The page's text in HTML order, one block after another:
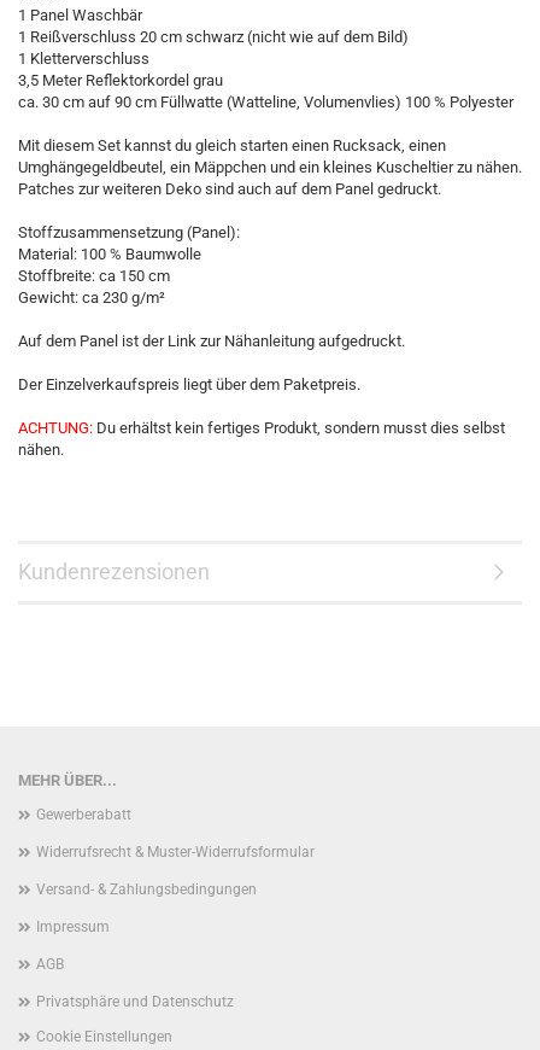
1 Panel Waschbär
1 Reißverschluss 20 cm schwarz (nicht wie auf dem Bild)
1 Kletterverschluss
3,5 Meter Reflektorkordel grau
ca. 30 cm auf 90 cm Füllwatte (Watteline, Volumenvlies) 100 % Polyester
Mit diesem Set kannst du gleich starten einen Rucksack, einen
Umghängegeldbeutel, ein Mäppchen und ein kleines Kuscheltier zu nähen.
Patches zur weiteren Deko sind auch auf dem Panel gedruckt.
Stoffzusammensetzung (Panel):
Material: 100 % Baumwolle
Stoffbreite: ca 150 cm
Gewicht: ca 230 g/m²
Auf dem Panel ist der Link zur Nähanleitung aufgedruckt.
Der Einzelverkaufspreis liegt über dem Paketpreis.
ACHTUNG: Du erhältst kein fertiges Produkt, sondern musst dies selbst
nähen.
Kundenrezensionen
MEHR ÜBER...
Gewerberabatt
Widerrufsrecht & Muster-Widerrufsformular
Versand- & Zahlungsbedingungen
Impressum
AGB
Privatsphäre und Datenschutz
Cookie Einstellungen